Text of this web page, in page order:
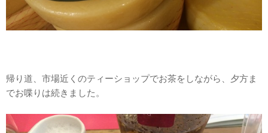
帰り道、市場近くのティーショップでお茶をしながら、夕方ま
でお喋りは続きました。